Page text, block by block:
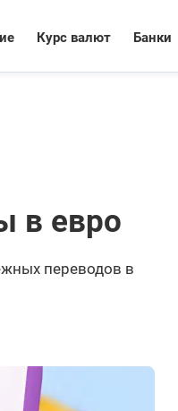
Курс валют Банки
в евро
переводов в